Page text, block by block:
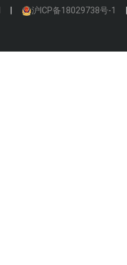
沪ICP备18029738号-1